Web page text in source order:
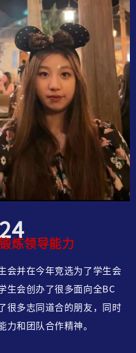
炼领导能力
会并在今年竞选为了学生会
生会创办了很多面向全BC
很多志同道合的朋友，同时
力和团队合作精神。